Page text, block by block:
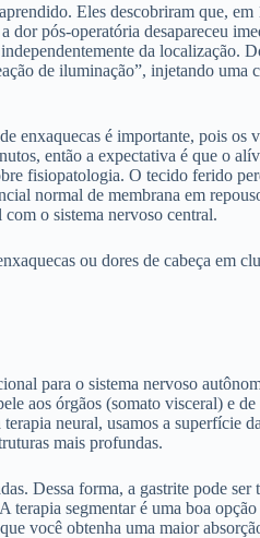
Eles descobriram que,
pós-operatória desapareceu
da localização.
de iluminação”, injetando uma
é importante, pois os
então a expectativa é que o
fisiopatologia. O tecido ferido
normal de membrana em
o sistema nervoso central.
ou dores de cabeça em
para o sistema nervoso
aos órgãos (somato visceral) e
neural, usamos a superfície
mais profundas.
Dessa forma, a gastrite pode ser
segmentar é uma boa
você obtenha uma maior